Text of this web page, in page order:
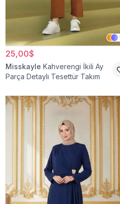
25,00$
Misskayle Kahverengi İkili Ay
Parça Detaylı Tesettür Takım